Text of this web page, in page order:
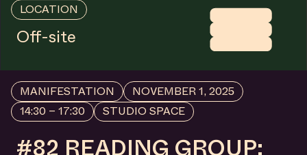
LOCATION
Off-site
MANIFESTATION
NOVEMBER 1, 2025
14:30 – 17:30
STUDIO SPACE
#82 READING GROUP: